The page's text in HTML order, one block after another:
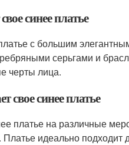
синее платье
с большим
серьгами и
черты лица.
свое синее платье
платье на различные
идеально подходит